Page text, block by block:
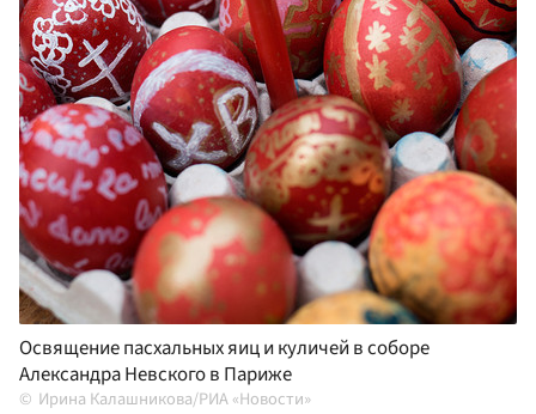
Освящение пасхальных яиц и куличей в соборе
Александра Невского в Париже
Ирина Калашникова/РИА «Новости»